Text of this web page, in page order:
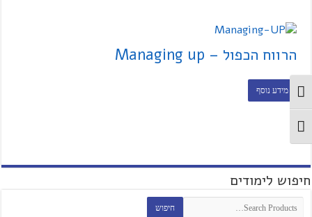
מתג ניגודיות גבוהה
מתג גודל גופן
הרווח הכפול – Managing up
מידע נוסף
חיפוש לימודים